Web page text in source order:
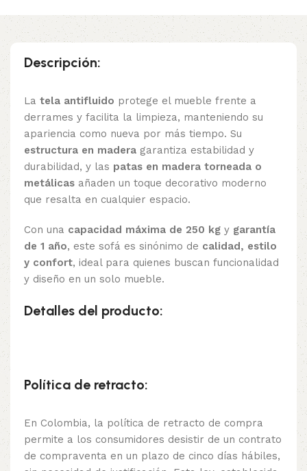
Descripción:
La tela antifluido protege el mueble frente a
derrames y facilita la limpieza, manteniendo su
apariencia como nueva por más tiempo. Su
estructura en madera garantiza estabilidad y
durabilidad, y las patas en madera torneada o
metálicas añaden un toque decorativo moderno
que resalta en cualquier espacio.
Con una capacidad máxima de 250 kg y garantía
de 1 año, este sofá es sinónimo de calidad, estilo
y confort, ideal para quienes buscan funcionalidad
y diseño en un solo mueble.
Detalles del producto:
Política de retracto:
En Colombia, la política de retracto de compra
permite a los consumidores desistir de un contrato
de compraventa en un plazo de cinco días hábiles,